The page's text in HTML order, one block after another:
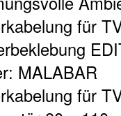
für
MALABAR
für